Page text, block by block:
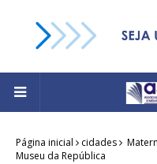
Página inicial cidades
Museu da República